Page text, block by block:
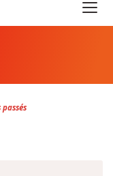
passés